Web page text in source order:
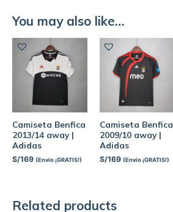
You may also like…
Camiseta Benfica
2013/14 away |
Adidas
S/169 (Envío ¡GRATIS!)
Camiseta Benfica
2009/10 away |
Adidas
S/169 (Envío ¡GRATIS!)
Related products